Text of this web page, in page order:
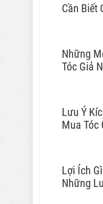
Cần Biết
Những
Tóc Giả
Lưu Ý
Mua Tóc
Lợi Ích
Những